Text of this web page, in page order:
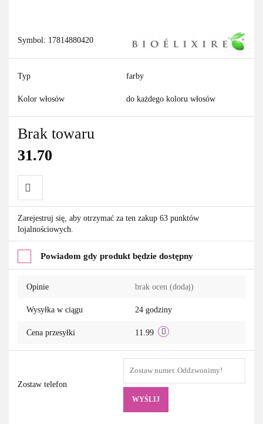
Symbol: 17814880420
Typ farby
Kolor włosów do każdego koloru włosów
Brak towaru
31.70
Do
Zarejestruj się, aby otrzymać za ten zakup 63 punktów
lojalnościowych.
Powiadom gdy produkt będzie dostępny
Opinie brak ocen (dodaj)
Wysyłka w ciągu 24 godziny
Cena przesyłki 11.99
Zostaw telefon
WYŚLIJ